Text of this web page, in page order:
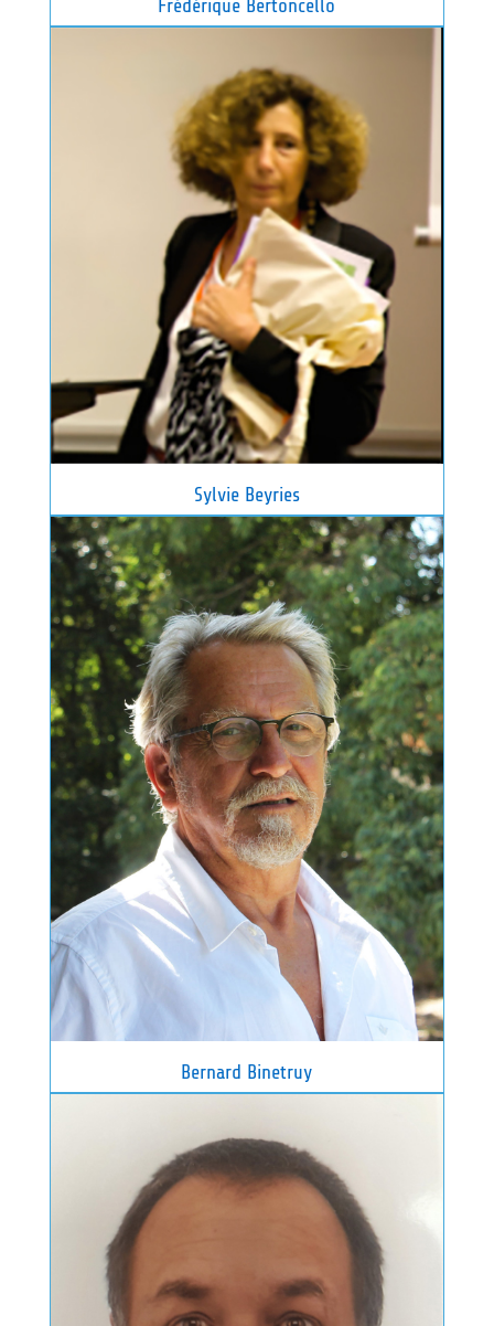
Frédérique Bertoncello
Sylvie Beyries
Bernard Binetruy